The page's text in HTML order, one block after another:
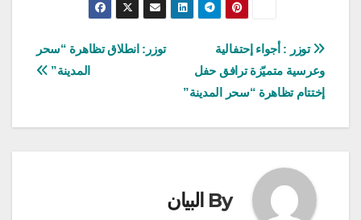
تصفّح
المقالات
توزر: انطلاق تظاهرة “سحر
المدينة”
توزر : أجواء إحتفالية
وعرسية متميّزة ترافق حفل
إختتام تظاهرة “سحر المدينة”
By البيان